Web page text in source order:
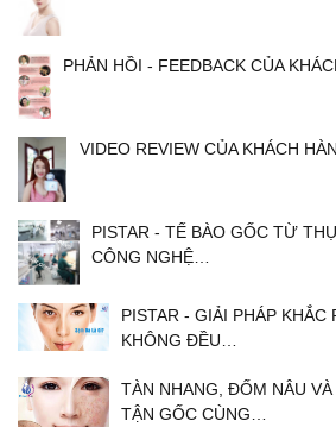
PHẢN HỒI - FEEDBACK CỦA
VIDEO REVIEW CỦA KHÁCH
PISTAR - TẾ BÀO GỐC TỪ
CÔNG NGHỆ…
PISTAR - GIẢI PHÁP KHẮC
KHÔNG ĐỀU…
TÀN NHANG, ĐỐM NÂU
TẬN GỐC CÙNG…